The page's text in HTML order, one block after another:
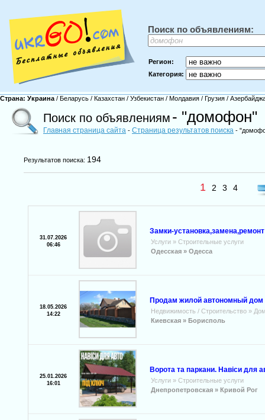
Поиск по объявлениям:
Регион:
Категория:
Страна: Украина / Беларусь / Казахстан / Узбекистан / Молдавия / Грузия /
Поиск по объявлениям - "домофон"
Главная страница сайта - Страница результатов поиска -
Результатов поиска: 194
1 2 3 4
31.07.2026
06:46
Замки-установка,замена,ремонт
Услуги » Строительные услуги
Одесская » Одесса
18.05.2026
14:22
Продам жилой автономный дом
Недвижимость / Строительство »
Киевская » Борисполь
25.01.2026
16:01
Ворота та паркани. Навіси для
Услуги » Строительные услуги
Днепропетровская » Кривой Рог